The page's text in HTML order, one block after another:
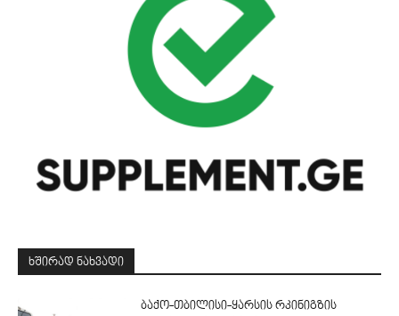
ᲮᲨᲘᲠᲐᲓ ᲜᲐᲮᲕᲐᲓᲘ
ბაქო-თბილისი-ყარსის რკინიგზის